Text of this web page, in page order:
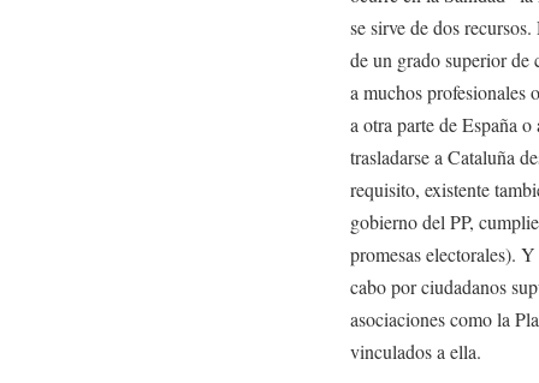
se sirve de dos
de un grado superior de
a muchos profesionales
a otra parte de España
trasladarse a Cataluña
requisito, existente
gobierno del PP,
promesas electorales).
cabo por ciudadanos
asociaciones como la
vinculados a ella.